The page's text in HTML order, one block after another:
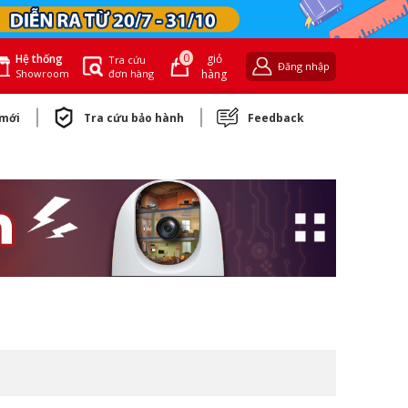
Hệ thống
Showroom
Tra cứu
đơn hàng
0
giỏ
hàng
Đăng nhập
Tra cứu bảo hành Feedback